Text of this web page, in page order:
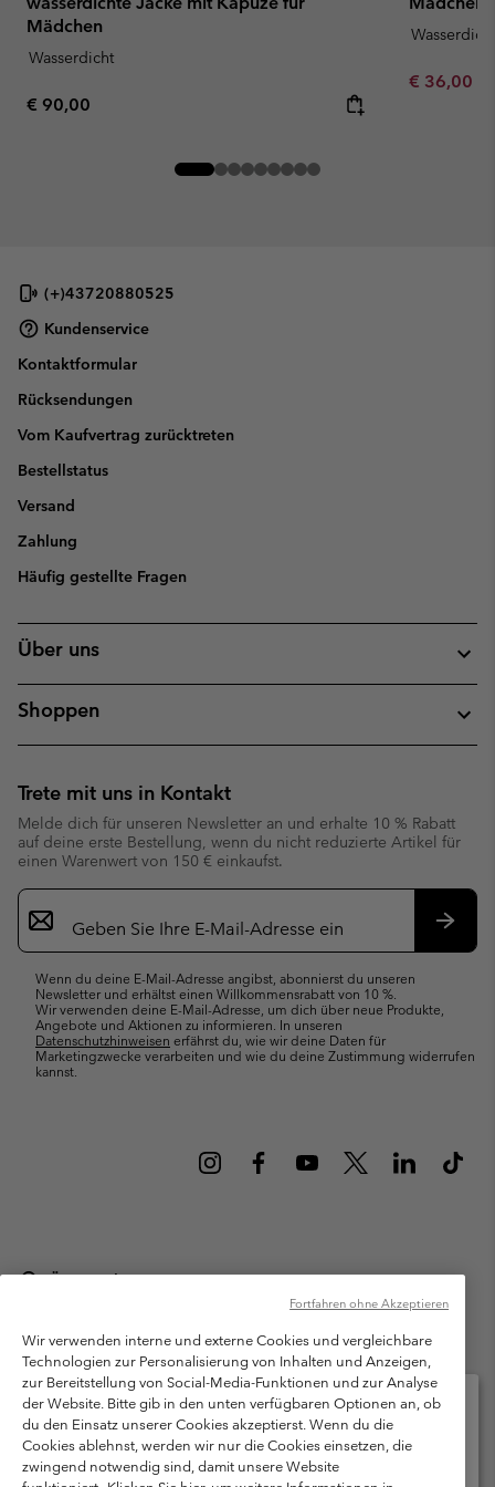
Mädchen
Wasserdicht
Regular price:
€ 90,00
Wasserdicht
Minimum
€ 36,00
(+)43720880525
Kundenservice
Kontaktformular
Rücksendungen
Vom Kaufvertrag zurücktreten
Bestellstatus
Versand
Zahlung
Häufig gestellte Fragen
Über uns
Shoppen
Trete mit uns in Kontakt
Melde dich für unseren Newsletter an und erhalte 10 % Rabatt
auf deine erste Bestellung, wenn du nicht reduzierte Artikel für
einen Warenwert von 150 € einkaufst.
Newsletter-
Anmeldung
Wenn du deine E-Mail-Adresse angibst, abonnierst du unseren
Newsletter und erhältst einen Willkommensrabatt von 10 %.
Wir verwenden deine E-Mail-Adresse, um dich über neue Produkte,
Angebote und Aktionen zu informieren. In unseren
Datenschutzhinweisen erfährst du, wie wir deine Daten für
Marketingzwecke verarbeiten und wie du deine Zustimmung widerrufen
kannst.
Österreich
Columbia Sportswear Austria GmbH. Moosfeldstraße 1, 5101
Bergheim, Salzburg Österreich. Alle Rechte vorbehalten.
Nutzungsbedingungen
Allgemeine Verkaufsbedingungen
Garantie
Datenschutzerklärung
Bestimmungen und Bedingungen des Mitglieder Programms
Nutzungsbedingungen Für Nutzergenerierte Inhalte
Wir verwenden interne und externe Cookies und vergleichbare
Technologien zur Personalisierung von Inhalten und Anzeigen,
zur Bereitstellung von Social-Media-Funktionen und zur Analyse
der Website. Bitte gib in den unten verfügbaren Optionen an, ob
du den Einsatz unserer Cookies akzeptierst. Wenn du die
Cookies ablehnst, werden wir nur die Cookies einsetzen, die
zwingend notwendig sind, damit unsere Website
Fortfahren ohne Akzeptieren
Bitte wählen Sie Ihr Lieferland und Ihre Sprache